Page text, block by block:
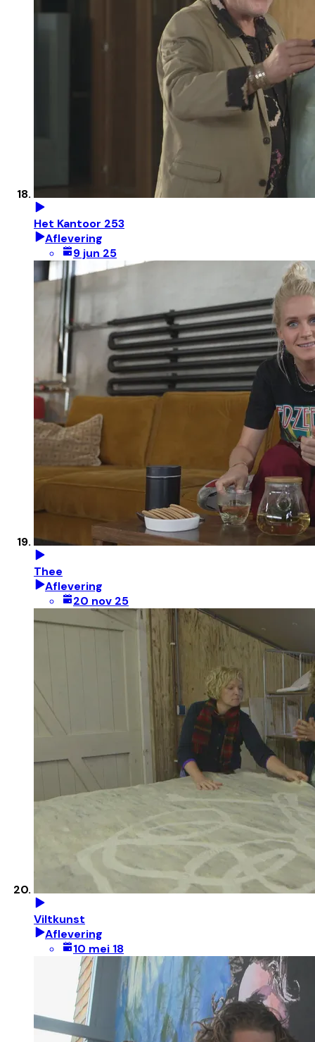
Het Kantoor 253
Aflevering
9 jun 25
Thee
Aflevering
20 nov 25
Viltkunst
Aflevering
10 mei 18